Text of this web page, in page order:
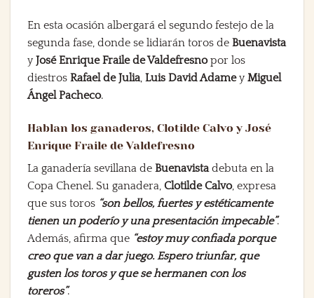
En esta ocasión albergará el segundo festejo de la
segunda fase, donde se lidiarán toros de Buenavista
y José Enrique Fraile de Valdefresnopor los
diestros Rafael de Julia, Luis David Adamey Miguel
Ángel Pacheco.
Hablan los ganaderos, Clotilde Calvo y José
Enrique Fraile de Valdefresno
La ganadería sevillana de Buenavista debuta en la
Copa Chenel. Su ganadera, Clotilde Calvo, expresa
que sus toros “son bellos, fuertes y estéticamente
tienen un poderío y una presentación impecable”.
Además, afirma que “estoy muy confiada porque
creo que van a dar juego. Espero triunfar, que
gusten los toros y que se hermanen con los
toreros”.